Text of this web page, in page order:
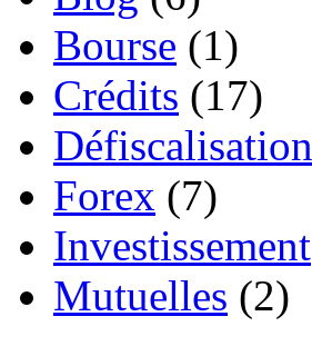
Bourse (1)
Crédits (17)
Défiscalisation
Forex (7)
Investissement
Mutuelles (2)